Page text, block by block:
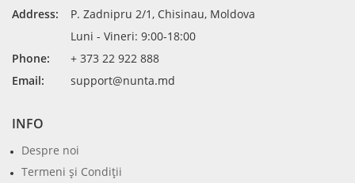
Address:
P. Zadnipru 2/1, Chisinau, Moldova
Luni - Vineri: 9:00-18:00
Phone:
+ 373 22 922 888
Email:
support@nunta.md
INFO
Despre noi
Termeni şi Condiţii